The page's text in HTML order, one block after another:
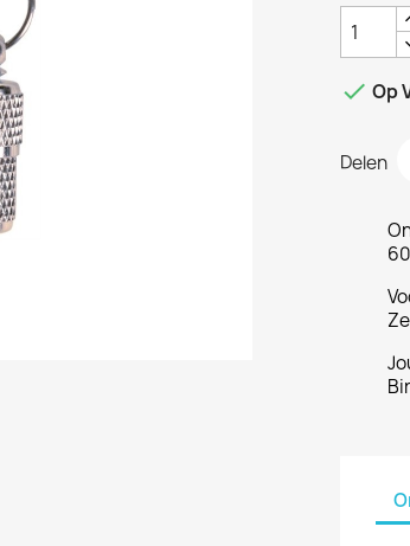
 Op
Delen